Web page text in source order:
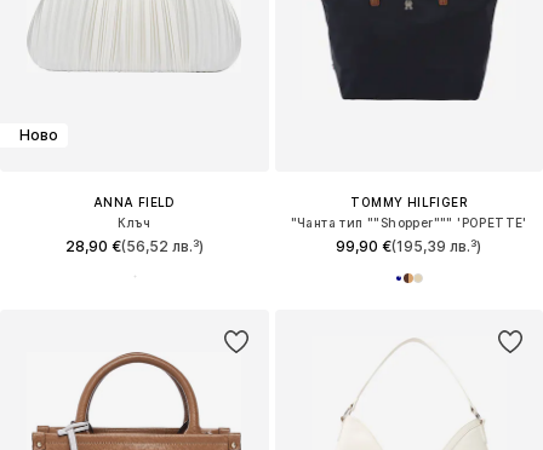
Ново
ANNA FIELD
Клъч
28,90 €(56,52 лв.³)
TOMMY HILFIGER
"Чанта тип ""Shopper""" 'POPETTE'
99,90 €(195,39 лв.³)